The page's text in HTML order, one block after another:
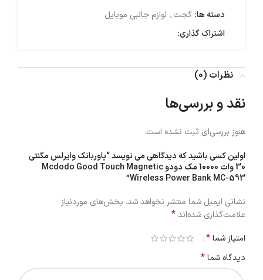
دسته ها: گجت, لوازم جانبی موبایل
اشتراک گذاری:
نظرات (0)
نقد و بررسی‌ها
هنوز بررسی‌ای ثبت نشده است.
اولین کسی باشید که دیدگاهی می نویسد “پاوربانک وایرلس مگنتی
30 وات 10000 مک دودو Mcdodo Good Touch Magnetic
Wireless Power Bank MC-593”
نشانی ایمیل شما منتشر نخواهد شد. بخش‌های موردنیاز
علامت‌گذاری شده‌اند*
امتیاز شما*
دیدگاه شما*